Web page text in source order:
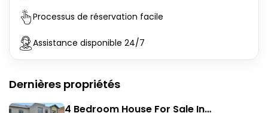
Processus de réservation facile
Assistance disponible 24/7
Dernières propriétés
4 Bedroom House For Sale In